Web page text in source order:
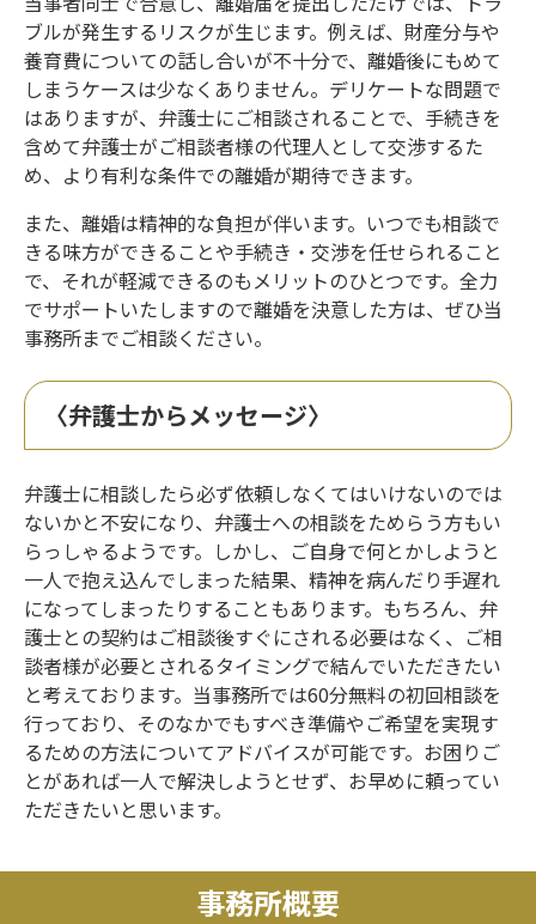
ブルが発生するリスクが生じます。例えば、財産分与や
養育費についての話し合いが不十分で、離婚後にもめて
しまうケースは少なくありません。デリケートな問題で
はありますが、弁護士にご相談されることで、手続きを
含めて弁護士がご相談者様の代理人として交渉するた
め、より有利な条件での離婚が期待できます。
また、離婚は精神的な負担が伴います。いつでも相談で
きる味方ができることや手続き・交渉を任せられること
で、それが軽減できるのもメリットのひとつです。全力
でサポートいたしますので離婚を決意した方は、ぜひ当
事務所までご相談ください。
〈弁護士からメッセージ〉
弁護士に相談したら必ず依頼しなくてはいけないのでは
ないかと不安になり、弁護士への相談をためらう方もい
らっしゃるようです。しかし、ご自身で何とかしようと
一人で抱え込んでしまった結果、精神を病んだり手遅れ
になってしまったりすることもあります。もちろん、弁
護士との契約はご相談後すぐにされる必要はなく、ご相
談者様が必要とされるタイミングで結んでいただきたい
と考えております。当事務所では60分無料の初回相談を
行っており、そのなかでもすべき準備やご希望を実現す
るための方法についてアドバイスが可能です。お困りご
とがあれば一人で解決しようとせず、お早めに頼ってい
ただきたいと思います。
事務所概要